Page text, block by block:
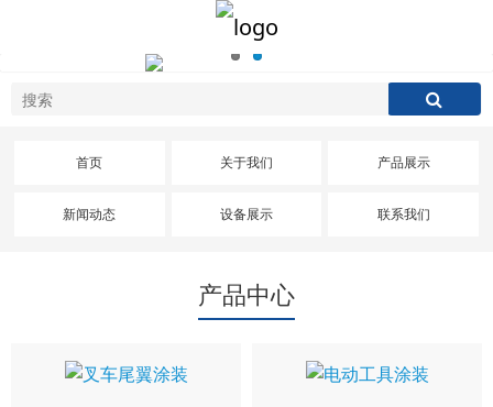
首页 关于我们 产品展示
新闻动态 设备展示 联系我们
产品中心